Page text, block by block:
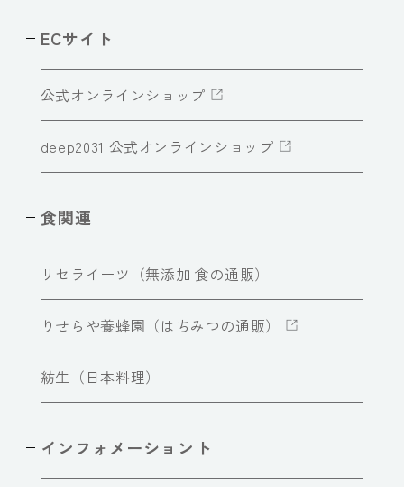
ECサイト
公式オンラインショップ
deep2031 公式オンラインショップ
食関連
リセライーツ（無添加 食の通販）
りせらや養蜂園（はちみつの通販）
紡生（日本料理）
インフォメーショント